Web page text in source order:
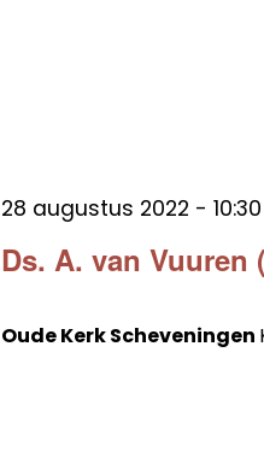
Ds. A. van Vuuren
28 augustus 2022 - 10:30
Oude Kerk Scheveningen